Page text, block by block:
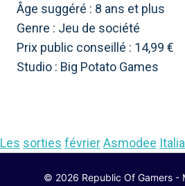
Âge suggéré : 8 ans et plus
Genre : Jeu de société
Prix ​​public conseillé : 14,99 €
Studio : Big ​​Potato Games
Les sorties févrierAsmodee Italia
© 2026 Republic Of Gamers -